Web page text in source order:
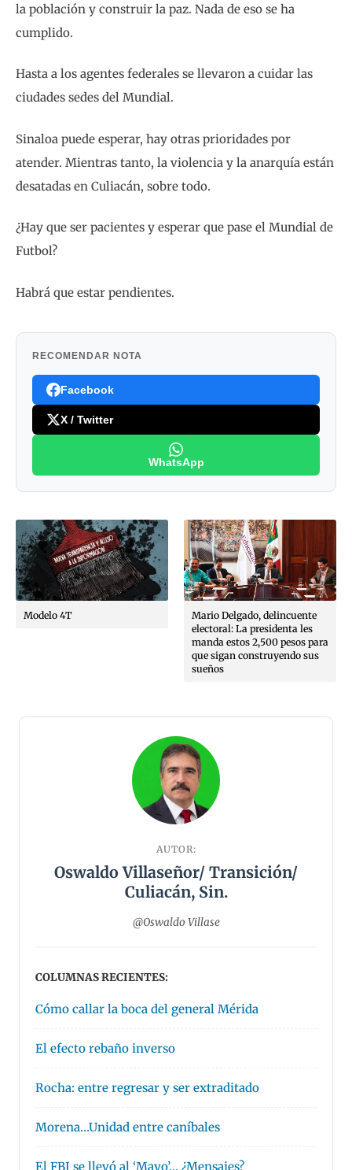
la población y construir la paz. Nada de eso se ha
cumplido.
Hasta a los agentes federales se llevaron a cuidar las
ciudades sedes del Mundial.
Sinaloa puede esperar, hay otras prioridades por
atender. Mientras tanto, la violencia y la anarquía están
desatadas en Culiacán, sobre todo.
¿Hay que ser pacientes y esperar que pase el Mundial de
Futbol?
Habrá que estar pendientes.
RECOMENDAR NOTA
Facebook
X / Twitter
WhatsApp
Modelo 4T
Mario Delgado, delincuente
electoral: La presidenta les
manda estos 2,500 pesos para
que sigan construyendo sus
sueños
AUTOR:
Oswaldo Villaseñor/ Transición/
Culiacán, Sin.
@Oswaldo Villase
COLUMNAS RECIENTES:
Cómo callar la boca del general Mérida
El efecto rebaño inverso
Rocha: entre regresar y ser extraditado
Morena…Unidad entre caníbales
El FBI se llevó al ‘Mayo’… ¿Mensajes?